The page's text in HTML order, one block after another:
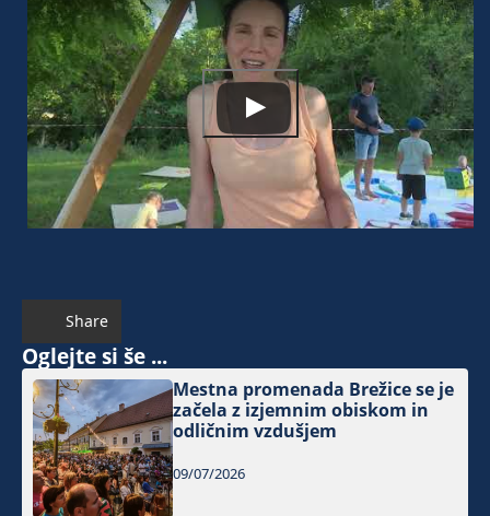
Share
Oglejte si še ...
Mestna promenada Brežice se je
začela z izjemnim obiskom in
odličnim vzdušjem
09/07/2026